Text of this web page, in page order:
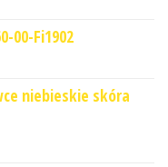
00-Fi1902
niebieskie skóra